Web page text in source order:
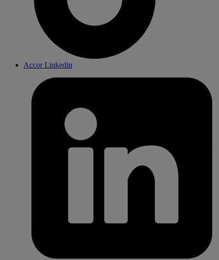
Accor Linkedin